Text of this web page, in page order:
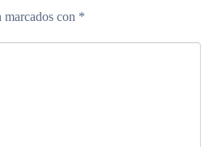
marcados con *